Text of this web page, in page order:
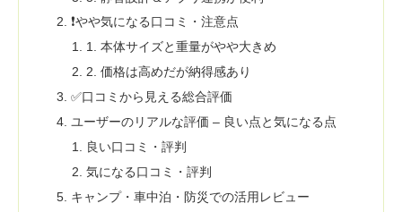
❗やや気になる口コミ・注意点
1. 本体サイズと重量がやや大きめ
2. 価格は高めだが納得感あり
✅口コミから見える総合評価
ユーザーのリアルな評価 – 良い点と気になる点
良い口コミ・評判
気になる口コミ・評判
キャンプ・車中泊・防災での活用レビュー